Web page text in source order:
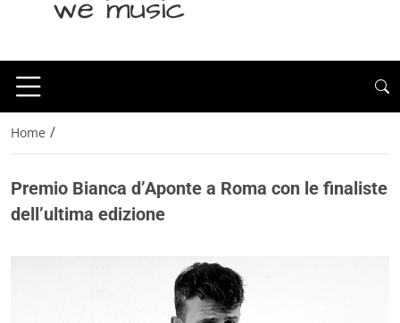
Home /
Premio Bianca d’Aponte a Roma con le finaliste
dell’ultima edizione